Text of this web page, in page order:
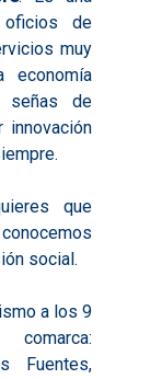
oficios de
muy
economía
señas de
innovación
que
social.
a los 9
Fuentes,
de
Acciones:
2021
2022
2023
por el
de Noticias